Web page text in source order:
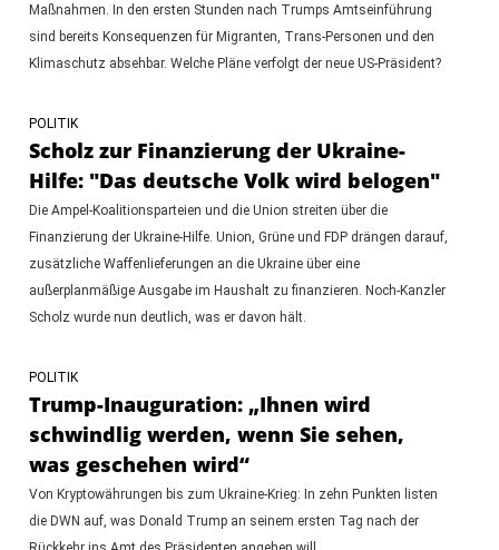
Maßnahmen. In den ersten Stunden nach Trumps Amtseinführung
sind bereits Konsequenzen für Migranten, Trans-Personen und den
Klimaschutz absehbar. Welche Pläne verfolgt der neue US-Präsident?
POLITIK
Scholz zur Finanzierung der Ukraine-
Hilfe: "Das deutsche Volk wird belogen"
Die Ampel-Koalitionsparteien und die Union streiten über die
Finanzierung der Ukraine-Hilfe. Union, Grüne und FDP drängen darauf,
zusätzliche Waffenlieferungen an die Ukraine über eine
außerplanmäßige Ausgabe im Haushalt zu finanzieren. Noch-Kanzler
Scholz wurde nun deutlich, was er davon hält.
POLITIK
Trump-Inauguration: „Ihnen wird
schwindlig werden, wenn Sie sehen,
was geschehen wird“
Von Kryptowährungen bis zum Ukraine-Krieg: In zehn Punkten listen
die DWN auf, was Donald Trump an seinem ersten Tag nach der